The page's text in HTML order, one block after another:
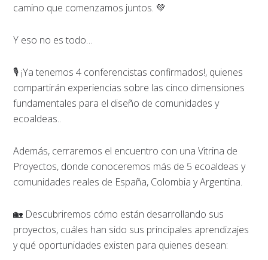
camino que comenzamos juntos. 💚
Y eso no es todo…
🎙️ ¡Ya tenemos 4 conferencistas confirmados!, quienes
compartirán experiencias sobre las cinco dimensiones
fundamentales para el diseño de comunidades y
ecoaldeas..
Además, cerraremos el encuentro con una Vitrina de
Proyectos, donde conoceremos más de 5 ecoaldeas y
comunidades reales de España, Colombia y Argentina.
🏡 Descubriremos cómo están desarrollando sus
proyectos, cuáles han sido sus principales aprendizajes
y qué oportunidades existen para quienes desean: